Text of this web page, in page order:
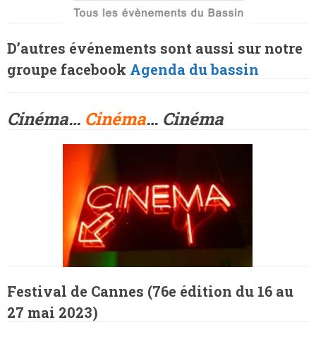
D’autres événements sont aussi sur notre
groupe facebook Agenda du bassin
Cinéma… Cinéma… Cinéma
Festival de Cannes (76e édition du 16 au
27 mai 2023)